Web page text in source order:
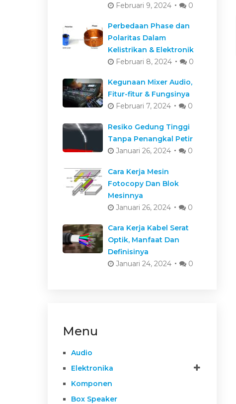
Februari 9, 2024
0
Perbedaan Phase dan
Polaritas Dalam
Kelistrikan & Elektronik
Februari 8, 2024
0
Kegunaan Mixer Audio,
Fitur-fitur & Fungsinya
Februari 7, 2024
0
Resiko Gedung Tinggi
Tanpa Penangkal Petir
Januari 26, 2024
0
Cara Kerja Mesin
Fotocopy Dan Blok
Mesinnya
Januari 26, 2024
0
Cara Kerja Kabel Serat
Optik, Manfaat Dan
Definisinya
Januari 24, 2024
0
Menu
Audio
Elektronika
Komponen
Box Speaker